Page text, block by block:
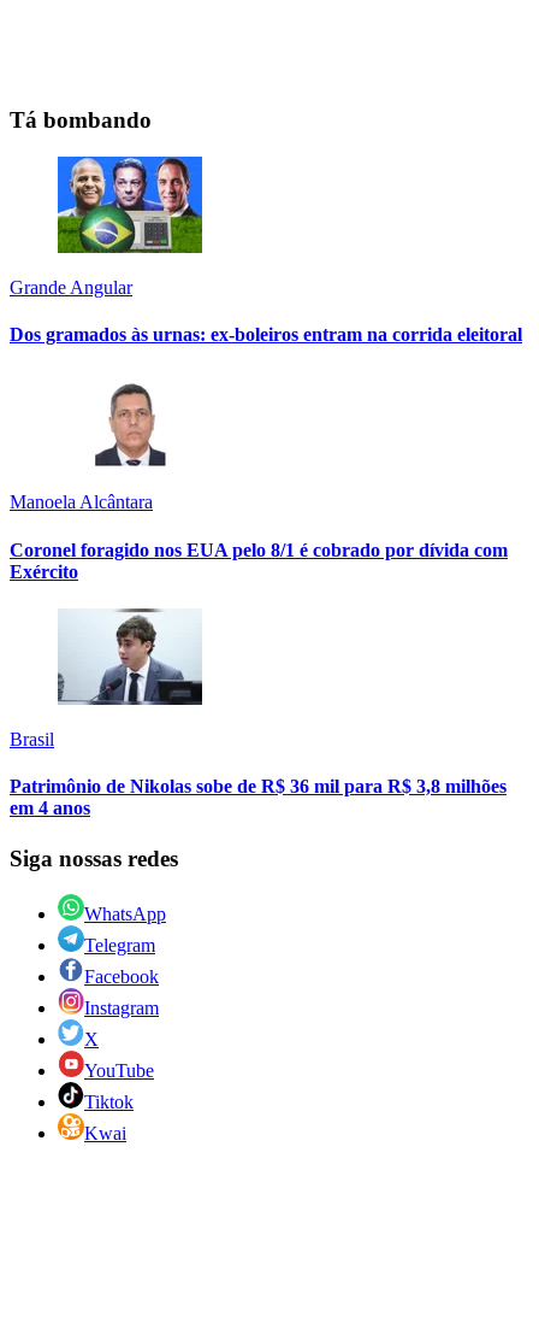
Tá bombando
Grande Angular
Dos gramados às urnas: ex-boleiros entram na corrida eleitoral
Manoela Alcântara
Coronel foragido nos EUA pelo 8/1 é cobrado por dívida com
Exército
Brasil
Patrimônio de Nikolas sobe de R$ 36 mil para R$ 3,8 milhões
em 4 anos
Siga nossas redes
WhatsApp
Telegram
Facebook
Instagram
X
YouTube
Tiktok
Kwai